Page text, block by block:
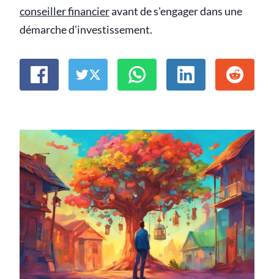
conseiller financieravant de s'engager dans une
démarche d'investissement.